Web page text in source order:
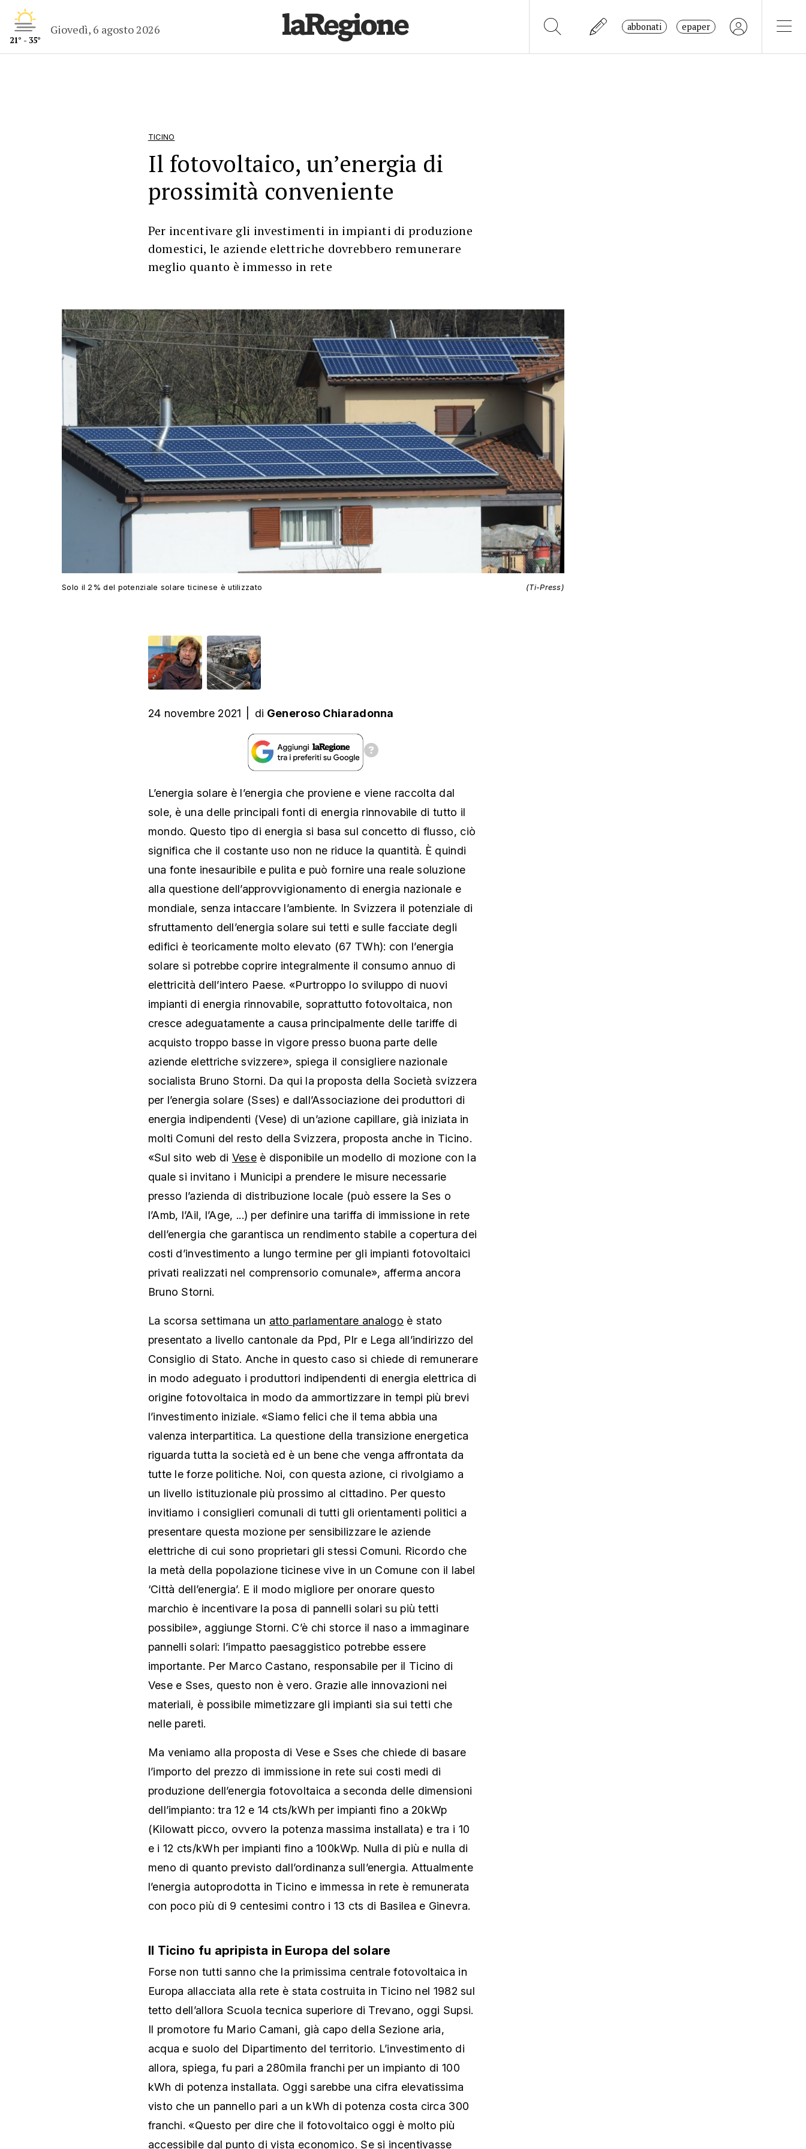
21° - 35°
Giovedì, 6 agosto 2026 abbonati epaper
TICINO
Il fotovoltaico, un’energia di
prossimità conveniente
Per incentivare gli investimenti in impianti di produzione
domestici, le aziende elettriche dovrebbero remunerare
meglio quanto è immesso in rete
Solo il 2% del potenziale solare ticinese è utilizzato (Ti-Press)
24 novembre 2021 di Generoso Chiaradonna
L’energia solare è l’energia che proviene e viene raccolta dal
sole, è una delle principali fonti di energia rinnovabile di tutto il
mondo. Questo tipo di energia si basa sul concetto di flusso, ciò
significa che il costante uso non ne riduce la quantità. È quindi
una fonte inesauribile e pulita e può fornire una reale soluzione
alla questione dell’approvvigionamento di energia nazionale e
mondiale, senza intaccare l’ambiente. In Svizzera il potenziale di
sfruttamento dell’energia solare sui tetti e sulle facciate degli
edifici è teoricamente molto elevato (67 TWh): con l’energia
solare si potrebbe coprire integralmente il consumo annuo di
elettricità dell’intero Paese. «Purtroppo lo sviluppo di nuovi
impianti di energia rinnovabile, soprattutto fotovoltaica, non
cresce adeguatamente a causa principalmente delle tariffe di
acquisto troppo basse in vigore presso buona parte delle
aziende elettriche svizzere», spiega il consigliere nazionale
socialista Bruno Storni. Da qui la proposta della Società svizzera
per l’energia solare (Sses) e dall’Associazione dei produttori di
energia indipendenti (Vese) di un’azione capillare, già iniziata in
molti Comuni del resto della Svizzera, proposta anche in Ticino.
«Sul sito web di Veseè disponibile un modello di mozione con la
quale si invitano i Municipi a prendere le misure necessarie
presso l’azienda di distribuzione locale (può essere la Ses o
l’Amb, l’Ail, l’Age, ...) per definire una tariffa di immissione in rete
dell’energia che garantisca un rendimento stabile a copertura dei
costi d’investimento a lungo termine per gli impianti fotovoltaici
privati realizzati nel comprensorio comunale», afferma ancora
Bruno Storni.
La scorsa settimana un atto parlamentare analogo è stato
presentato a livello cantonale da Ppd, Plr e Lega all’indirizzo del
Consiglio di Stato. Anche in questo caso si chiede di remunerare
in modo adeguato i produttori indipendenti di energia elettrica di
origine fotovoltaica in modo da ammortizzare in tempi più brevi
l’investimento iniziale. «Siamo felici che il tema abbia una
valenza interpartitica. La questione della transizione energetica
riguarda tutta la società ed è un bene che venga affrontata da
tutte le forze politiche. Noi, con questa azione, ci rivolgiamo a
un livello istituzionale più prossimo al cittadino. Per questo
invitiamo i consiglieri comunali di tutti gli orientamenti politici a
presentare questa mozione per sensibilizzare le aziende
elettriche di cui sono proprietari gli stessi Comuni. Ricordo che
la metà della popolazione ticinese vive in un Comune con il label
‘Città dell’energia’. E il modo migliore per onorare questo
marchio è incentivare la posa di pannelli solari su più tetti
possibile», aggiunge Storni. C’è chi storce il naso a immaginare
pannelli solari: l’impatto paesaggistico potrebbe essere
importante. Per Marco Castano, responsabile per il Ticino di
Vese e Sses, questo non è vero. Grazie alle innovazioni nei
materiali, è possibile mimetizzare gli impianti sia sui tetti che
nelle pareti.
Ma veniamo alla proposta di Vese e Sses che chiede di basare
l’importo del prezzo di immissione in rete sui costi medi di
produzione dell’energia fotovoltaica a seconda delle dimensioni
dell’impianto: tra 12 e 14 cts/kWh per impianti fino a 20kWp
(Kilowatt picco, ovvero la potenza massima installata) e tra i 10
e i 12 cts/kWh per impianti fino a 100kWp. Nulla di più e nulla di
meno di quanto previsto dall’ordinanza sull’energia. Attualmente
l’energia autoprodotta in Ticino e immessa in rete è remunerata
con poco più di 9 centesimi contro i 13 cts di Basilea e Ginevra.
Il Ticino fu apripista in Europa del solare
Forse non tutti sanno che la primissima centrale fotovoltaica in
Europa allacciata alla rete è stata costruita in Ticino nel 1982 sul
tetto dell’allora Scuola tecnica superiore di Trevano, oggi Supsi.
Il promotore fu Mario Camani, già capo della Sezione aria,
acqua e suolo del Dipartimento del territorio. L’investimento di
allora, spiega, fu pari a 280mila franchi per un impianto di 100
kWh di potenza installata. Oggi sarebbe una cifra elevatissima
visto che un pannello pari a un kWh di potenza costa circa 300
franchi. «Questo per dire che il fotovoltaico oggi è molto più
accessibile dal punto di vista economico. Se si incentivasse